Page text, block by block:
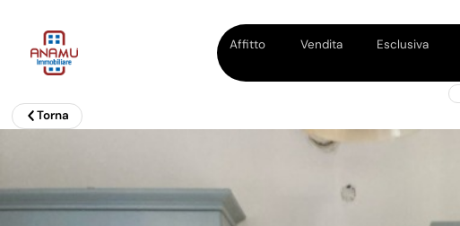
Affitto Vendita Esclusiva
Torna